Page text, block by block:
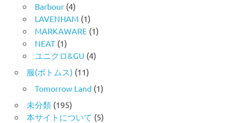
Barbour(4)
LAVENHAM (1)
MARKAWARE(1)
NEAT(1)
ユニクロ&GU (4)
服(ボトムス) (11)
Tomorrow Land(1)
未分類(195)
本サイトについて (5)